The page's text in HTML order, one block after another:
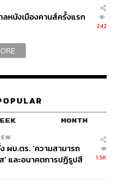
หนังเมืองคานส์ครั้งแรก
242
MONTH
ผบ.ตร. ‘ความสามารถ
’ และอนาคตการปฏิรูปสี
1.5K